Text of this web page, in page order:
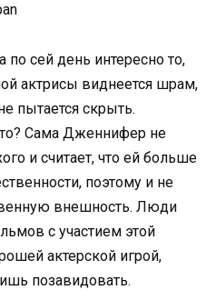
по сей день интересно то,
актрисы виднеется шрам,
пытается скрыть.
Сама Дженнифер не
и считает, что ей больше
поэтому и не
внешность. Люди
с участием этой
актерской игрой,
позавидовать.